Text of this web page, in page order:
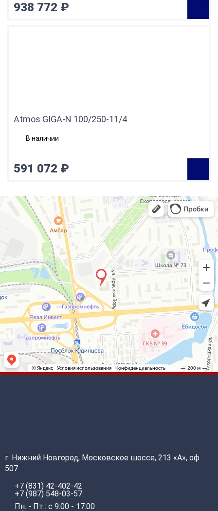
938 772 ₽
Atmos GIGA-N 100/250-11/4
В наличии
591 072 ₽
г. Нижний Новгород, Московское шоссе, 213 «А», оф
507
+7 (831) 42-402-42
+7 (987) 548-03-57
Пн. - Пт.: с 9:00 - 17:00